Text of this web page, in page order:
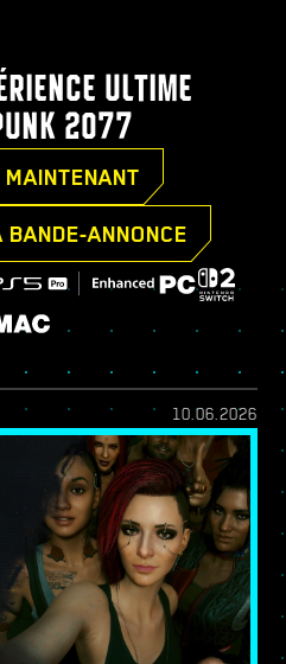
ULTIME
2077
ANNONCE
10.06.2026